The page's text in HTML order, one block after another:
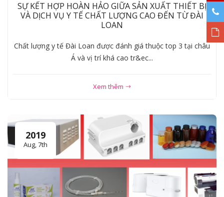
SỰ KẾT HỢP HOÀN HẢO GIỮA SẢN XUẤT THIẾT BỊ
VÀ DỊCH VỤ Y TẾ CHẤT LƯỢNG CAO ĐẾN TỪ ĐÀI
LOAN
Chất lượng y tế Đài Loan được đánh giá thuộc top 3 tại châu
Á và vị trí khá cao tr&ec...
Xem thêm
2019
Aug, 7th